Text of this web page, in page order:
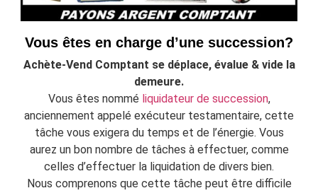
Vous êtes en charge d’une succession?
Achète-Vend Comptant se déplace, évalue & vide la
demeure.
Vous êtes nommé liquidateur de succession,
anciennement appelé exécuteur testamentaire, cette
tâche vous exigera du temps et de l’énergie. Vous
aurez un bon nombre de tâches à effectuer, comme
celles d’effectuer la liquidation de divers bien.
Nous comprenons que cette tâche peut être difficile